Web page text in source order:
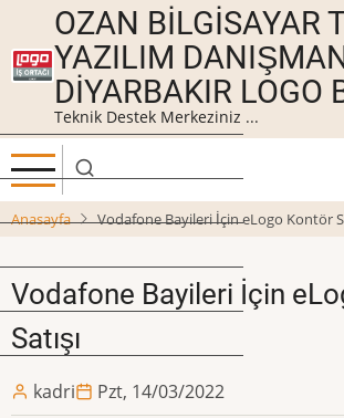
içeriğe
atla
OZAN BILGISAYAR
YAZILIM
DIYARBAKIR LOGO
Teknik Destek Merkeziniz ...
Anasayfa Vodafone Bayileri İçin eLogo Kontör
Vodafone Bayileri İçin
Satışı
kadri Pzt, 14/03/2022